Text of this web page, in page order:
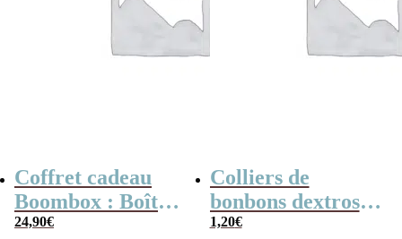
Coffret cadeau
Boombox : Boîte
bonbons des
24,90€
Colliers de
bonbons dextrose
x2
1,20€